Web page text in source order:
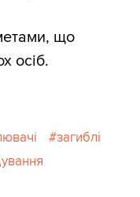
що
осіб.
загиблі